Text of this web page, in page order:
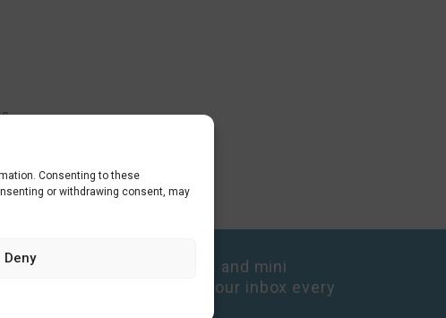
Consenting to these
or withdrawing consent, may
Denyvocabulary, cultural tips and mini
a free Dutch lesson in your inbox every